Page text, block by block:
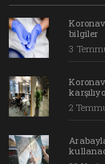
bilgiler
3
2